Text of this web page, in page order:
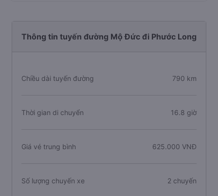
Thông tin tuyến đường Mộ Đức đi Phước Long
Chiều dài tuyến đường 790 km
Thời gian di chuyển 16.8 giờ
Giá vé trung bình 625.000 VNĐ
Số lượng chuyến xe 2 chuyến